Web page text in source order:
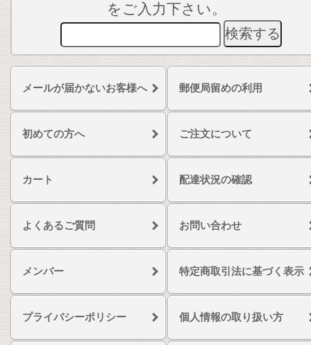
をご入力下さい。
メールが届かないお客様へ 郵便局留めの利用
初めての方へ ご注文について
カート 配達状況の確認
よくあるご質問 お問い合わせ
メンバー 特定商取引法に基づく表示
プライバシーポリシー 個人情報の取り扱い方